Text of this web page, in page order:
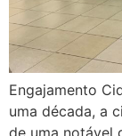
Engajamento
uma década, a
de uma notável